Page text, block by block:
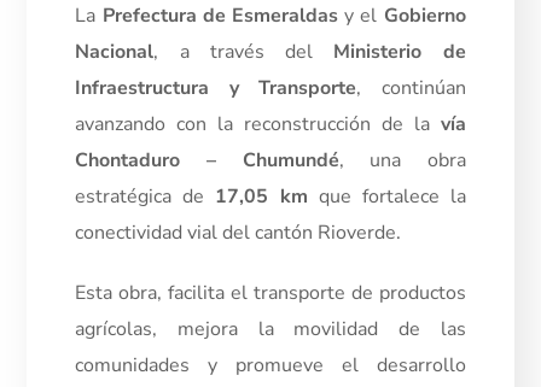
La Prefectura de Esmeraldas y el Gobierno
Nacional, a través del Ministerio de
Infraestructura y Transporte, continúan
avanzando con la reconstrucción de la vía
Chontaduro – Chumundé, una obra
estratégica de 17,05 km que fortalece la
conectividad vial del cantón Rioverde.
Esta obra, facilita el transporte de productos
agrícolas, mejora la movilidad de las
comunidades y promueve el desarrollo